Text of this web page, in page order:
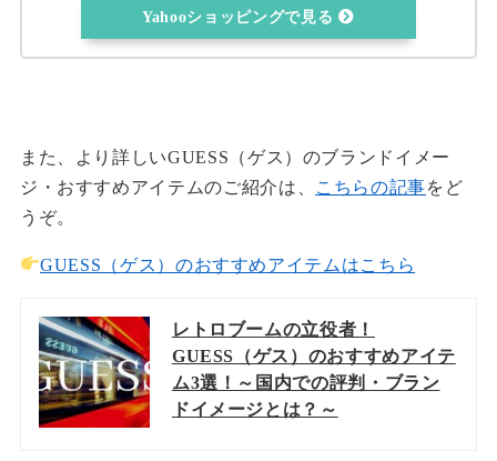
Yahooショッピングで見る
また、より詳しいGUESS（ゲス）のブランドイメー
ジ・おすすめアイテムのご紹介は、
こちらの記事をど
うぞ。
GUESS（ゲス）のおすすめアイテムはこちら
レトロブームの立役者！
GUESS（ゲス）のおすすめアイテ
ム3選！～国内での評判・ブラン
ドイメージとは？～